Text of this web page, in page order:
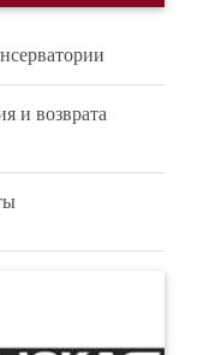
и возврата